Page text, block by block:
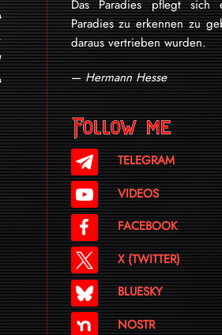
Das Paradies pflegt sich
Paradies zu erkennen zu
daraus vertrieben wurden.
—Hermann Hesse
Follow me
TELEGRAM
VIDEOS
FACEBOOK
X (TWITTER)
BLUESKY
NOSTR